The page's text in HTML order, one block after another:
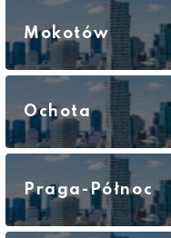
Mokotów
Ochota
Praga-Północ